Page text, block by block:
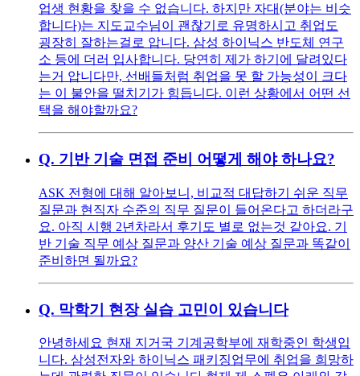
업생 현황을 찾을 수 없습니다. 하지만 자대(분야는 비슷
합니다)는 지도교수님이 괜찮기로 유명하시고 취업도
굉장히 잘하는걸로 압니다. 삼성 하이닉스 반도체 연구
소 등에 더러 입사합니다. 당연히 제가 하기에 달려있다
는거 압니다만, 선배들처럼 취업을 못 할 가능성이 크다
는 이 불안을 떨치기가 힘듭니다. 이런 상황에서 어떤 선
택을 해야할까요?
Q. 기반 기술 면접 준비 어떻게 해야 하나요?
ASK 전형에 대해 알아보니, 비교적 대답하기 쉬운 직무
질문과 현직자 수준의 직무 질문이 들어온다고 하더라구
요. 아직 시행 2년차라서 후기도 별로 없는것 같아요. 기
반 기술 직무 예상 질문과 양산 기술 예상 질문과 똑같이
준비하면 될까요?
Q. 막학기 현장 실습 고민이 있습니다
안녕하세요 현재 지거국 기계공학부에 재학중인 학생입
니다. 삼성전자와 하이닉스 패키징업무에 취업을 희망하